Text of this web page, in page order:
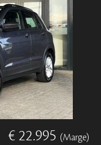
€ 22.995 (Marge)